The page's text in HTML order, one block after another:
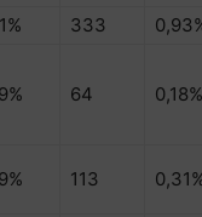
333
64 0,18%
113